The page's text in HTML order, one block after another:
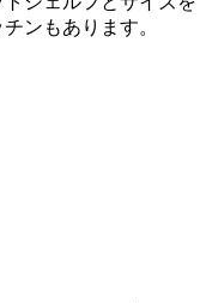
ンもあります。